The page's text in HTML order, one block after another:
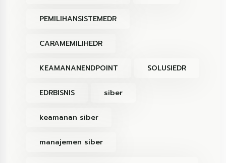
PEMILIHANSISTEMEDR
CARAMEMILIHEDR
KEAMANANENDPOINT SOLUSIEDR
EDRBISNIS siber
keamanan siber
manajemen siber